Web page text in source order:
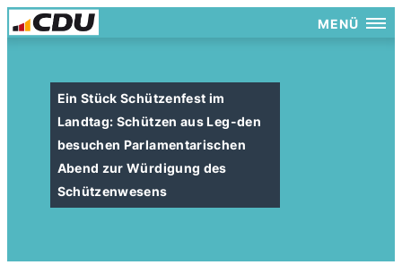
MENÜ
Ein Stück Schützenfest im
Landtag: Schützen aus Leg-den
besuchen Parlamentarischen
Abend zur Würdigung des
Schützenwesens